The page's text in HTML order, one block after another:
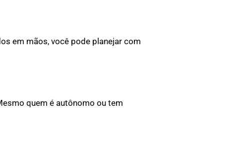
em mãos, você pode planejar com
quem é autônomo ou tem